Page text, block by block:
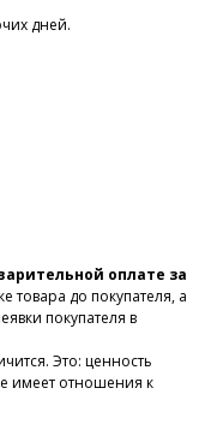
дней.
оплате за
товара до покупателя, а
покупателя в
Это: ценность
имеет отношения к